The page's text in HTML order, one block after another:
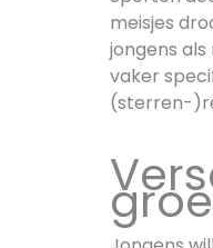
meisjes
jongens
vaker
(sterren-